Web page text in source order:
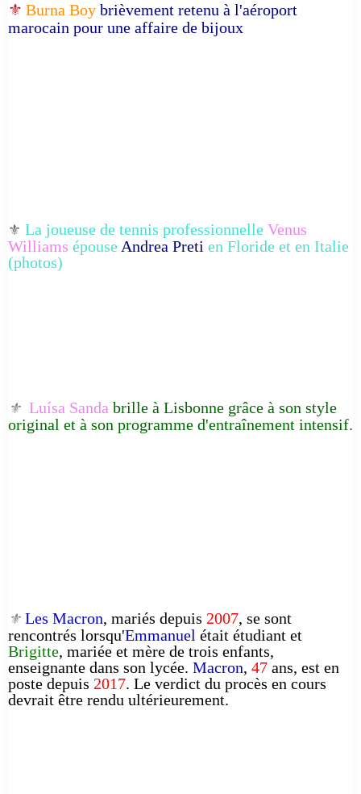
⚜️ Burna Boy brièvement retenu à l'aéroport
marocain pour une affaire de bijoux
⚜️ La joueuse de tennis professionnelle Venus
Williams épouse Andrea Preti en Floride et en Italie
(photos)
⚜️ Luísa Sanda brille à Lisbonne grâce à son style
original et à son programme d'entraînement intensif.
⚜️ Les Macron, mariés depuis 2007, se sont
rencontrés lorsqu'Emmanuel était étudiant et
Brigitte, mariée et mère de trois enfants,
enseignante dans son lycée. Macron, 47 ans, est en
poste depuis 2017. Le verdict du procès en cours
devrait être rendu ultérieurement.